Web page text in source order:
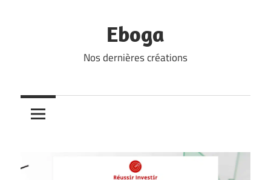
Eboga
Nos dernières créations